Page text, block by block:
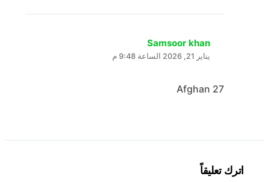
Samsoor khan
يناير 21, 2026 الساعة 9:48 م
Afghan 27
اترك تعليقاً